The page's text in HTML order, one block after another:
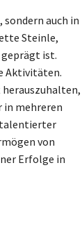
auch in
Steinle,
ist.
Aktivitäten.
in mehreren
talentierter
von
Erfolge in